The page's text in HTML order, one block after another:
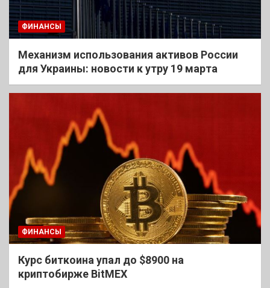
ФИНАНСЫ
Механизм использования активов России
для Украины: новости к утру 19 марта
ФИНАНСЫ
Курс биткоина упал до $8900 на
криптобирже BitMEX